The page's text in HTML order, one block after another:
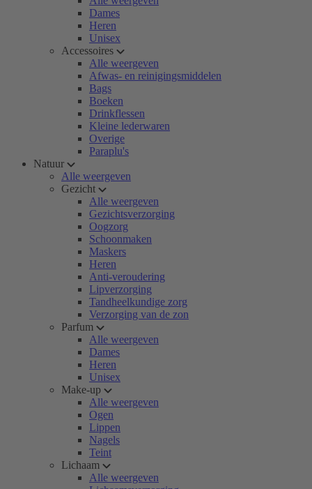
Dames
Heren
Unisex
Accessoires
Alle weergeven
Afwas- en reinigingsmiddelen
Bags
Boeken
Drinkflessen
Kleine lederwaren
Overige
Paraplu's
Natuur
Alle weergeven
Gezicht
Alle weergeven
Gezichtsverzorging
Oogzorg
Schoonmaken
Maskers
Heren
Anti-veroudering
Lipverzorging
Tandheelkundige zorg
Verzorging van de zon
Parfum
Alle weergeven
Dames
Heren
Unisex
Make-up
Alle weergeven
Ogen
Lippen
Nagels
Teint
Lichaam
Alle weergeven